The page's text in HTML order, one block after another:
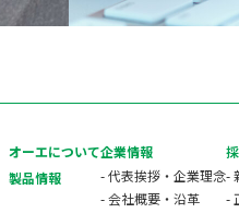
オーエについて
製品情報
企業情報
- 代表挨拶・企業理念
- 会社概要・沿革
-
-